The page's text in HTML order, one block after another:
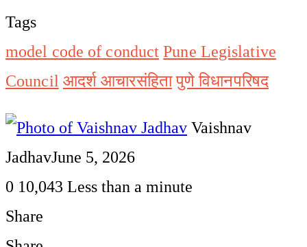
Tags
model code of conduct Pune Legislative
Council आदर्श आचारसंहिता पुणे विधानपरिषद
Vaishnav
JadhavJune 5, 2026
0 10,043 Less than a minute
Share